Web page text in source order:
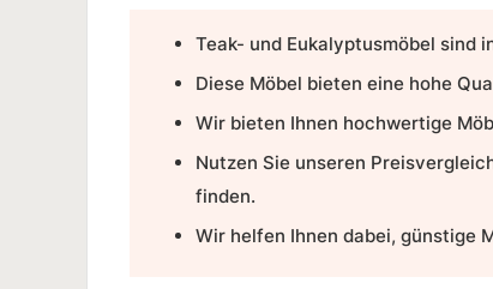
Teak- und Eukalyptusmöbel sind
Diese Möbel bieten eine hohe
Wir bieten Ihnen hochwertige
Nutzen Sie unseren
finden.
Wir helfen Ihnen dabei, günstige